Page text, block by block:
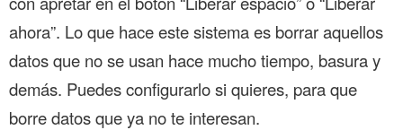
ahora”. Lo que hace este sistema es borrar aquellos
datos que no se usan hace mucho tiempo, basura y
demás. Puedes configurarlo si quieres, para que
borre datos que ya no te interesan.